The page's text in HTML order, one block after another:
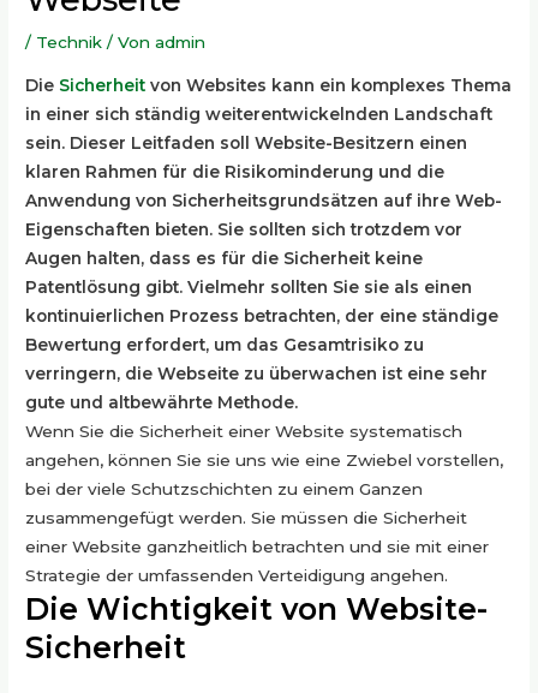
/ Technik / Vonadmin
Die Sicherheit von Websites kann ein komplexes Thema
in einer sich ständig weiterentwickelnden Landschaft
sein. Dieser Leitfaden sollWebsite-Besitzern einen
klaren Rahmen für die Risikominderung und die
Anwendung von Sicherheitsgrundsätzen auf ihreWeb-
Eigenschaften bieten. Sie sollten sich trotzdem vor
Augen halten, dass es für die Sicherheit keine
Patentlösung gibt. Vielmehr sollten Sie sie als einen
kontinuierlichen Prozess betrachten, der eine ständige
Bewertung erfordert, um das Gesamtrisiko zu
verringern, die Webseite zu überwachen ist eine sehr
gute und altbewährte Methode.
Wenn Sie die Sicherheit einer Website systematisch
angehen, können Sie sie uns wie eine Zwiebel vorstellen,
bei der viele Schutzschichten zu einem Ganzen
zusammengefügt werden. Sie müssen die Sicherheit
einer Website ganzheitlich betrachten und sie mit einer
Strategie der umfassenden Verteidigung angehen.
Die Wichtigkeit vonWebsite-
Sicherheit